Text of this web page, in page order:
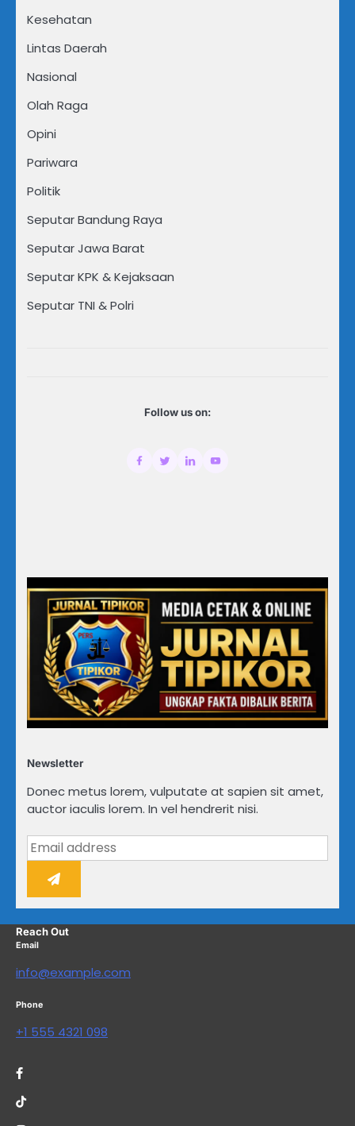
Kesehatan
Lintas Daerah
Nasional
Olah Raga
Opini
Pariwara
Politik
Seputar Bandung Raya
Seputar Jawa Barat
Seputar KPK & Kejaksaan
Seputar TNI & Polri
Follow us on:
Newsletter
Donec metus lorem, vulputate at sapien sit amet,
auctor iaculis lorem. In vel hendrerit nisi.
Reach Out
Email
info@example.com
Phone
+1 555 4321 098